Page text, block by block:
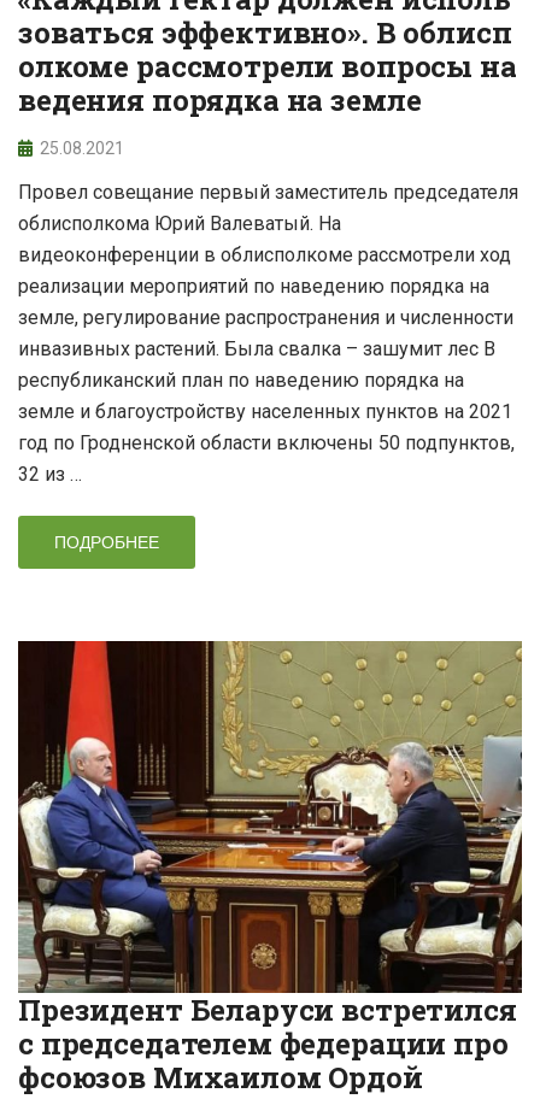
зоваться эффективно». В облисп
олкоме рассмотрели вопросы на
ведения порядка на земле
25.08.2021
Провел совещание первый заместитель председателя
облисполкома Юрий Валеватый. На
видеоконференции в облисполкоме рассмотрели ход
реализации мероприятий по наведению порядка на
земле, регулирование распространения и численности
инвазивных растений. Была свалка – зашумит лес В
республиканский план по наведению порядка на
земле и благоустройству населенных пунктов на 2021
год по Гродненской области включены 50 подпунктов,
32 из …
ПОДРОБНЕЕ
Президент Беларуси встретился
с председателем федерации про
фсоюзов Михаилом Ордой